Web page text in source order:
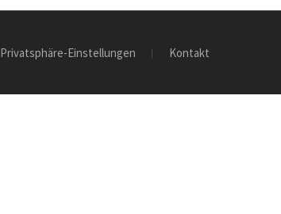
Privatsphäre-Einstellungen Kontakt